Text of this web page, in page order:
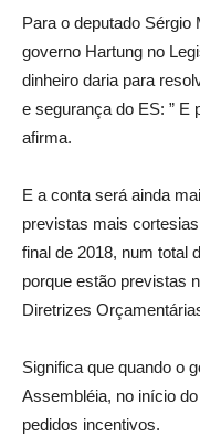
Para o deputado
governo Hartung no
dinheiro daria para
e segurança do ES: ” E
afirma.
E a conta será ainda
previstas mais
final de 2018, num total
porque estão previstas
Diretrizes
Significa que quando o
Assembléia, no início
pedidos incentivos.